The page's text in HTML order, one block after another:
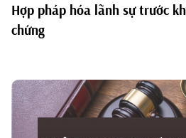
Hợp pháp hóa lãnh sự trước
chứng